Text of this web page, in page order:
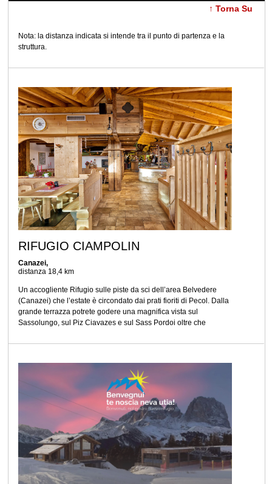
↑ Torna Su
Nota: la distanza indicata si intende tra il punto di partenza e la
struttura.
RIFUGIO CIAMPOLIN
Canazei,
distanza 18,4 km
Un accogliente Rifugio sulle piste da sci dell’area Belvedere
(Canazei) che l’estate è circondato dai prati fioriti di Pecol. Dalla
grande terrazza potrete godere una magnifica vista sul
Sassolungo, sul Piz Ciavazes e sul Sass Pordoi oltre che